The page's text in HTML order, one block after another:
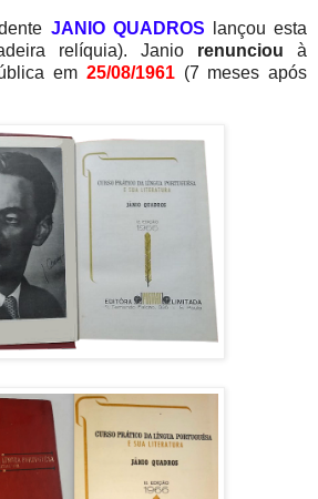
JANIO QUADROS lançou esta
relíquia). Janio renunciou à
em 25/08/1961(7 meses após